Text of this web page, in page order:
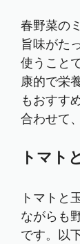
春野菜の
旨味がた
使うこと
康的で栄
もおすす
合わせて
トマト
トマトと
ながらも
です。以